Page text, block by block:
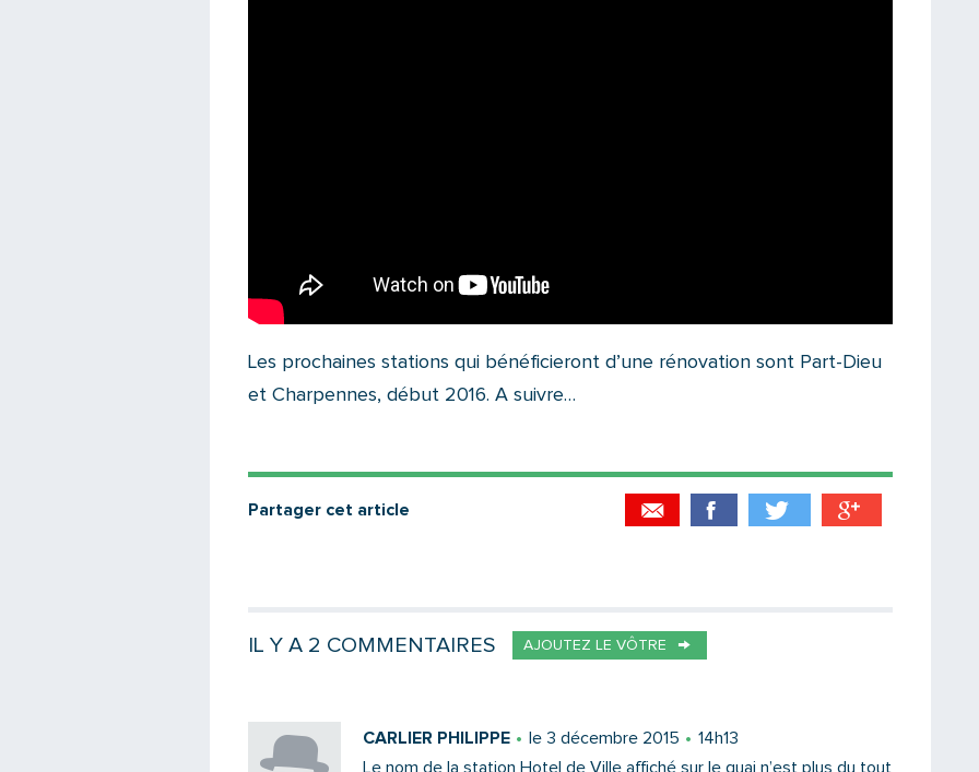
Les prochaines stations qui bénéficieront d’une rénovation sont Part-Dieu
et Charpennes, début 2016. A suivre…
Partager cet article
IL Y A 2 COMMENTAIRES AJOUTEZ LE VÔTRE
CARLIER PHILIPPE le 3 décembre 2015
14h13
Le nom de la station Hotel de Ville affiché sur le quai n’est plus du tout